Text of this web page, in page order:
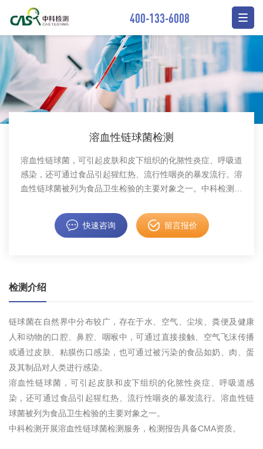
400-133-6008
溶血性链球菌检测
溶血性链球菌，可引起皮肤和皮下组织的化脓性炎症、呼吸道
感染，还可通过食品引起猩红热、流行性咽炎的暴发流行。溶
血性链球菌被列为食品卫生检验的主要对象之一。中科检测开
快速咨询 留言报价
检测介绍
链球菌在自然界中分布较广，存在于水、空气、尘埃、粪便及健康
人和动物的口腔、鼻腔、咽喉中，可通过直接接触、空气飞沫传播
或通过皮肤、粘膜伤口感染，也可通过被污染的食品如奶、肉、蛋
及其制品对人类进行感染。
溶血性链球菌，可引起皮肤和皮下组织的化脓性炎症、呼吸道感
染，还可通过食品引起猩红热、流行性咽炎的暴发流行。溶血性链
球菌被列为食品卫生检验的主要对象之一。
中科检测开展溶血性链球菌检测服务，检测报告具备CMA资质。